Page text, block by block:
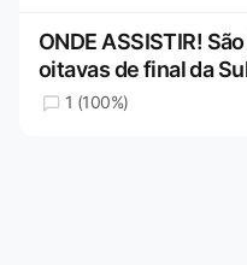
ONDE ASSISTIR!
oitavas de final da
1 (100%)